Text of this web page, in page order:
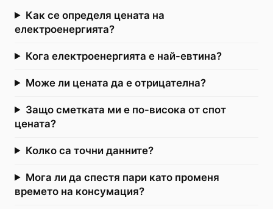
Как се определя цената на
електроенергията?
Кога електроенергията е най-евтина?
Може ли цената да е отрицателна?
Защо сметката ми е по-висока от спот
цената?
Колко са точни данните?
Мога ли да спестя пари като променя
времето на консумация?